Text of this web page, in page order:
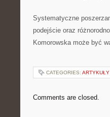
Systematyczne
podejście oraz
Komorowska może być
CATEGORIES:
Comments are closed.